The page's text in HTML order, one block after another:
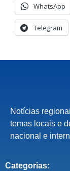
WhatsApp
Telegram
Notícias
temas locais e
nacional e
Categorias: